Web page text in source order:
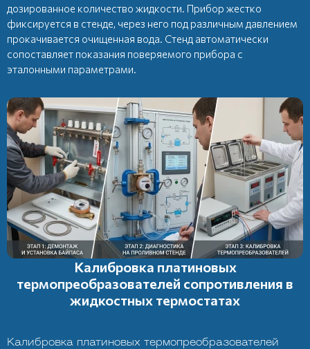
дозированное количество жидкости. Прибор жестко
фиксируется в стенде, через него под различным давлением
прокачивается очищенная вода. Стенд автоматически
сопоставляет показания поверяемого прибора с
эталонными параметрами.
Калибровка платиновых
термопреобразователей сопротивления в
жидкостных термостатах
Калибровка платиновых термопреобразователей